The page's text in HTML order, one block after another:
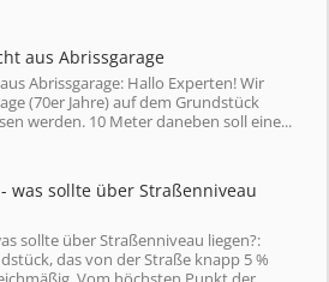
aus Abrissgarage
Abrissgarage: Hallo Experten! Wir
(70er Jahre) auf dem Grundstück
werden. 10 Meter daneben soll eine...
was sollte über Straßenniveau
sollte über Straßenniveau liegen?:
das von der Straße knapp 5 %